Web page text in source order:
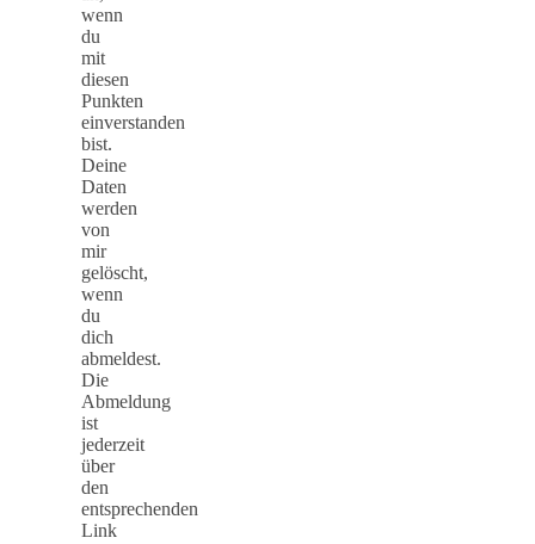
wenn
du
mit
diesen
Punkten
einverstanden
bist.
Deine
Daten
werden
von
mir
gelöscht,
wenn
du
dich
abmeldest.
Die
Abmeldung
ist
jederzeit
über
den
entsprechenden
Link